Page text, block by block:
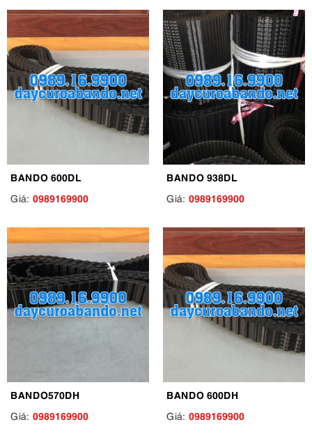
BANDO 600DL
Giá: 0989169900
BANDO 938DL
Giá: 0989169900
BANDO570DH
Giá: 0989169900
BANDO 600DH
Giá: 0989169900